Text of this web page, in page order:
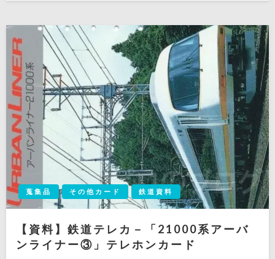
日:
蒐集品 その他カード 鉄道資料
【資料】鉄道テレカ－「21000系アーバ
ンライナー③」テレホンカード